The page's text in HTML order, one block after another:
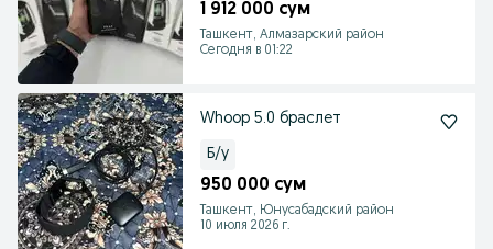
1 912 000 сум
Ташкент, Алмазарский район
Сегодня в 01:22
Whoop 5.0 браслет
Б/у
950 000 сум
Ташкент, Юнусабадский район
10 июля 2026 г.